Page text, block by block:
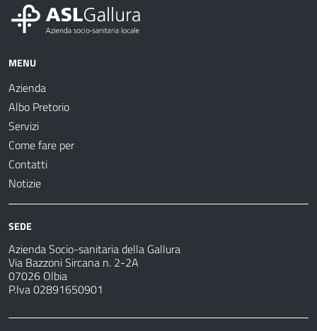
MENU
Azienda
Albo Pretorio
Servizi
Come fare per
Contatti
Notizie
SEDE
Azienda Socio-sanitaria della Gallura
Via Bazzoni Sircana n. 2-2A
07026 Olbia
P.Iva 02891650901